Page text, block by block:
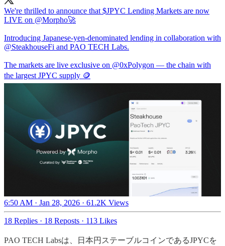
We're thrilled to announce that $JPYC Lending Markets are now
LIVE on @Morpho🚀
Introducing Japanese-yen-denominated lending in collaboration with
@SteakhouseFi and PAO TECH Labs.
The markets are live exclusive on @0xPolygon — the chain with
the largest JPYC supply 🪙
6:50 AM · Jan 28, 2026 · 61.2K Views
18 Replies · 18 Reposts · 113 Likes
PAO TECH Labsは、日本円ステーブルコインであるJPYCを